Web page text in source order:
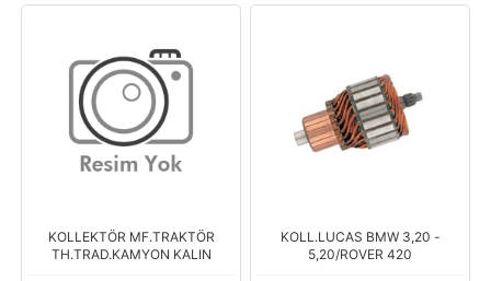
KOLLEKTÖR MF.TRAKTÖR
TH.TRAD.KAMYON KALIN
KOLL.LUCAS BMW 3,20 -
5,20/ROVER 420